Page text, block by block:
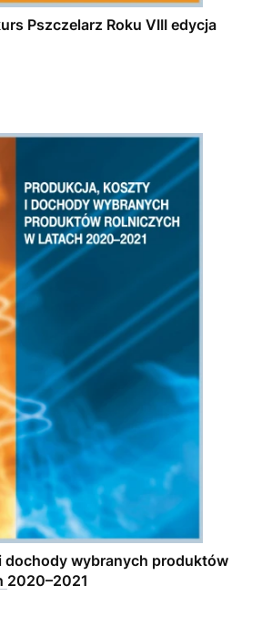
Pszczelarz Roku VIII edycja
dochody wybranych produktów
2020–2021
w koszyku: 0. Zobacz szczegóły